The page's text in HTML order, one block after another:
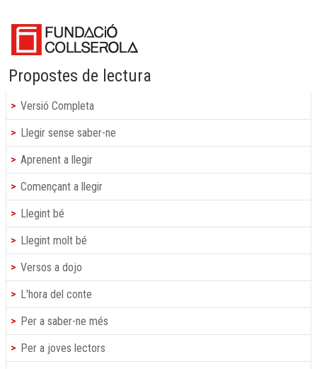
Propostes de lectura
Versió Completa
Llegir sense saber-ne
Aprenent a llegir
Començant a llegir
Llegint bé
Llegint molt bé
Versos a dojo
L'hora del conte
Per a saber-ne més
Per a joves lectors